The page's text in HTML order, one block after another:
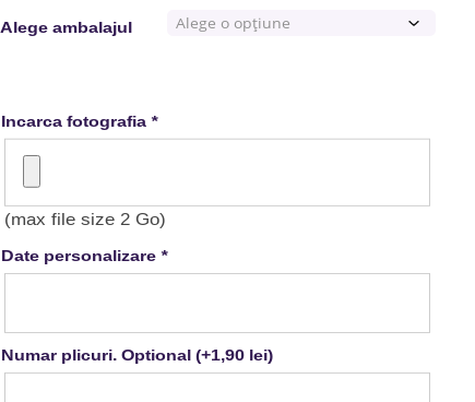
Alege ambalajul
Incarca fotografia *
(max file size 2 Go)
Date personalizare *
Numar plicuri. Optional (+1,90 lei)